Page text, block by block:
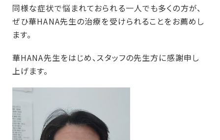
同様な症状で悩まれておられる一人でも多くの方が、
ぜひ華HANA先生の治療を受けられることをお薦めし
ます。
華HANA先生をはじめ、スタッフの先生方に感謝申し
上げます。
動
画
プ
レ